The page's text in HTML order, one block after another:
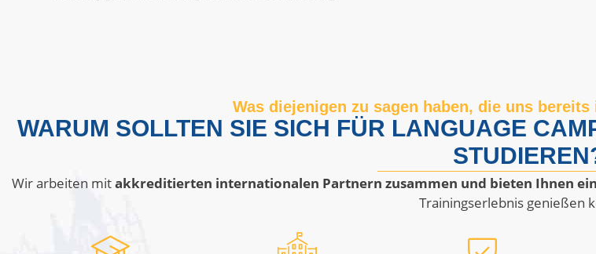
Was diejenigen zu sagen haben, die uns
WARUM SOLLTEN SIE SICH FÜR LANGUAGE
Wir arbeiten mitakkreditierten internationalen Partnern zusammen und bieten Ihnen
Trainingserlebnis genießen